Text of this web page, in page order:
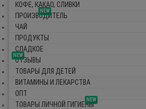
КОФЕ, КАКАО, СЛИВКИ
NEW
ПРОИЗВОДИТЕЛЬ
ЧАЙ
ПРОДУКТЫ
СЛАДКОЕ
NEW
ОТЗЫВЫ
ТОВАРЫ ДЛЯ ДЕТЕЙ
ВИТАМИНЫ И ЛЕКАРСТВА
ОПТ
NEW
ТОВАРЫ ЛИЧНОЙ ГИГИЕНЫ